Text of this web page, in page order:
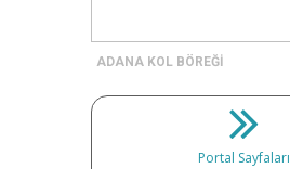
ADANA KOL BÖREĞİ
Portal Sayfaları